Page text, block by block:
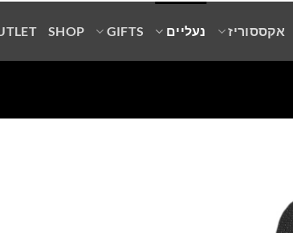
אקססוריז נעליים GIFTS
SHOP